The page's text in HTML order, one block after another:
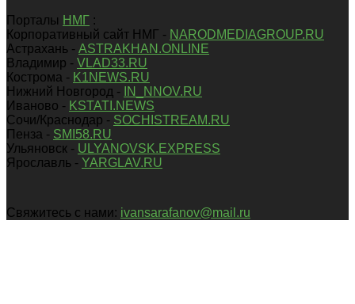
Порталы НМГ :
Корпоративный сайт НМГ - NARODMEDIAGROUP.RU
Астрахань - ASTRAKHAN.ONLINE
Владимир - VLAD33.RU
Кострома - K1NEWS.RU
Нижний Новгород -
IN_NNOV.RU
Иваново - KSTATI.NEWS
Сочи/Краснодар - SOCHISTREAM.RU
Пенза - SMI58.RU
Ульяновск - ULYANOVSK.EXPRESS
Ярославль - YARGLAV.RU
Свяжитесь с нами: ivansarafanov@mail.ru